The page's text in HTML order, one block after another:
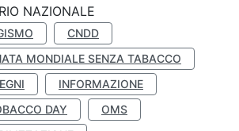
NAZIONALE
CNDD
MONDIALE SENZA TABACCO
INFORMAZIONE
DAY
OMS